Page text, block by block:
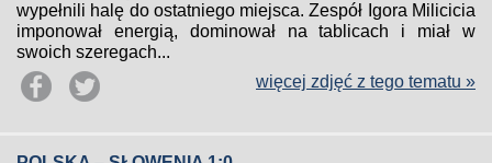
wypełnili halę do ostatniego miejsca. Zespół Igora Milicicia
imponował energią, dominował na tablicach i miał w
swoich szeregach...
więcej zdjęć z tego tematu »